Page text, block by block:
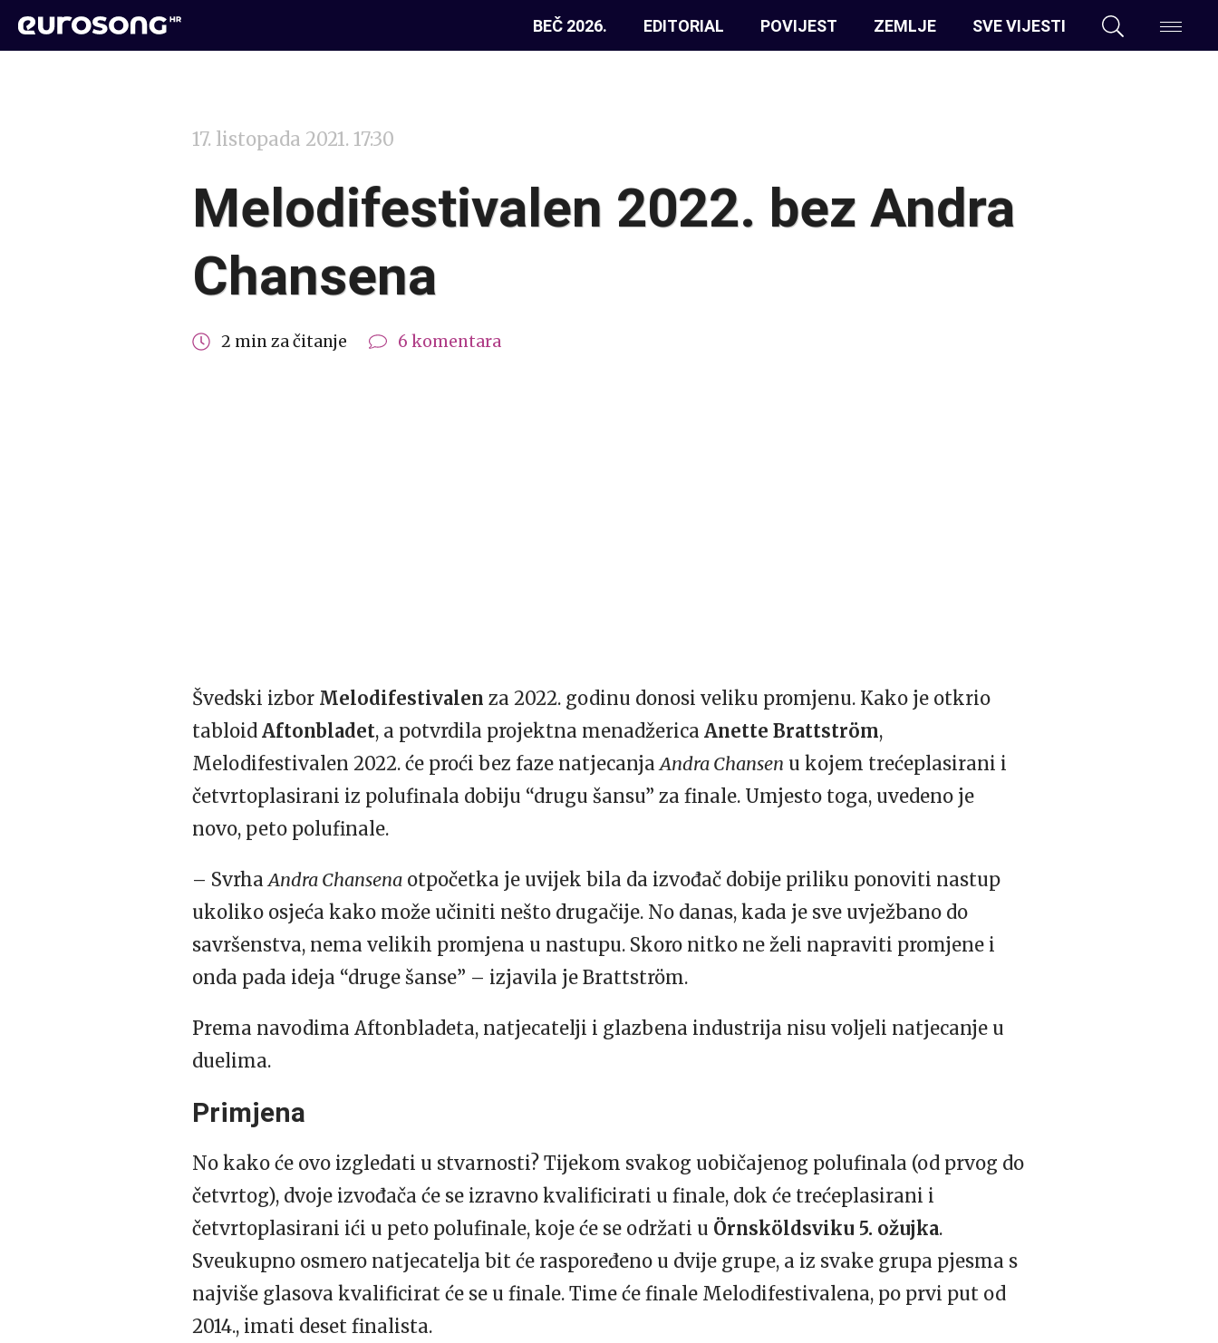
BEČ 2026. EDITORIAL POVIJEST ZEMLJE SVE VIJESTI
17. listopada 2021. 17:30
Melodifestivalen 2022. bez Andra
Chansena
2 min za čitanje 6 komentara
Švedski izbor Melodifestivalen za 2022. godinu donosi veliku promjenu. Kako je otkrio
tabloid Aftonbladet, a potvrdila projektna menadžerica Anette Brattström,
Melodifestivalen 2022. će proći bez faze natjecanjaAndra Chansen u kojem trećeplasirani i
četvrtoplasirani iz polufinala dobiju “drugu šansu” za finale. Umjesto toga, uvedeno je
novo, peto polufinale.
– SvrhaAndra Chansena otpočetka je uvijek bila da izvođač dobije priliku ponoviti nastup
ukoliko osjeća kako može učiniti nešto drugačije. No danas, kada je sve uvježbano do
savršenstva, nema velikih promjena u nastupu. Skoro nitko ne želi napraviti promjene i
onda pada ideja “druge šanse” – izjavila je Brattström.
Prema navodima Aftonbladeta, natjecatelji i glazbena industrija nisu voljeli natjecanje u
duelima.
Primjena
No kako će ovo izgledati u stvarnosti? Tijekom svakog uobičajenog polufinala (od prvog do
četvrtog), dvoje izvođača će se izravno kvalificirati u finale, dok će trećeplasirani i
četvrtoplasirani ići u peto polufinale, koje će se održati u Örnsköldsviku 5. ožujka.
Sveukupno osmero natjecatelja bit će raspoređeno u dvije grupe, a iz svake grupa pjesma s
najviše glasova kvalificirat će se u finale. Time će finale Melodifestivalena, po prvi put od
2014., imati deset finalista.